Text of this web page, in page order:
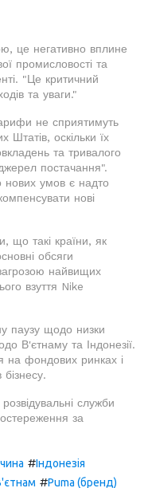
це негативно вплине
промисловості та
"Це критичний
та уваги."
не сприятимуть
Штатів, оскільки їх
та тривалого
постачання".
нових умов є надто
нові
що такі країни, як
обсяги
найвищих
взуття Nike
паузу щодо низки
В'єтнаму та Індонезії.
на фондових ринках і
служби
за
#Індонезія
#Puma (бренд)